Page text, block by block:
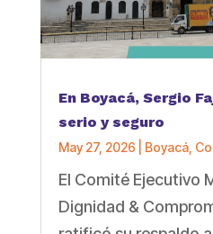
En Boyacá, Sergio
serio y seguro
May 27, 2026 Boyacá,
El Comité Ejecutivo
Dignidad &